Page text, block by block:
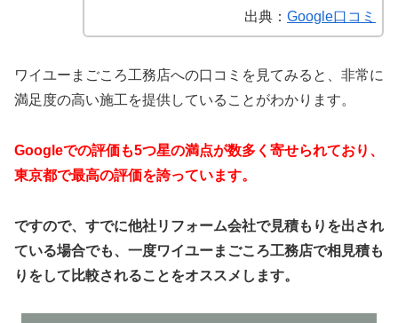
出典： Google口コミ
ワイユーまごころ工務店への口コミを見てみると、非常に
満足度の高い施工を提供していることがわかります。
Googleでの評価も5つ星の満点が数多く寄せられており、
東京都で最高の評価を誇っています。
ですので、すでに他社リフォーム会社で見積もりを出され
ている場合でも、一度ワイユーまごころ工務店で相見積も
りをして比較されることをオススメします。